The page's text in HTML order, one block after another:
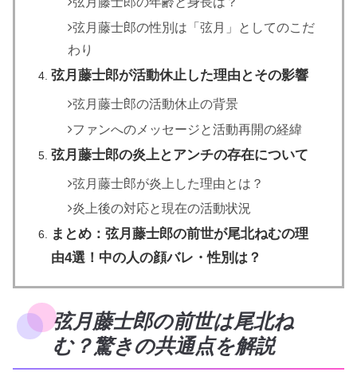
弦月藤士郎の性別は「弦月」としてのこだ
わり
弦月藤士郎が活動休止した理由とその影響
弦月藤士郎の活動休止の背景
ファンへのメッセージと活動再開の経緯
弦月藤士郎の炎上とアンチの存在について
弦月藤士郎が炎上した理由とは？
炎上後の対応と現在の活動状況
まとめ：弦月藤士郎の前世が尾北ねむの理
由4選！中の人の顔バレ・性別は？
弦月藤士郎の前世は尾北ね
む？驚きの共通点を解説